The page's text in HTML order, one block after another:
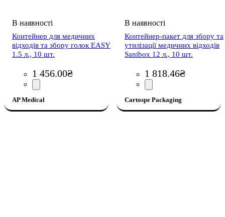
Контейнер для медичних
відходів та збору голок EASY
1.5 л., 10 шт.
1 456.00₴
AP Medical
Контейнер-пакет для збору та
утилізації медичних відходів
Sanibox 12 л., 10 шт.
1 818.46₴
Cartospe Packaging